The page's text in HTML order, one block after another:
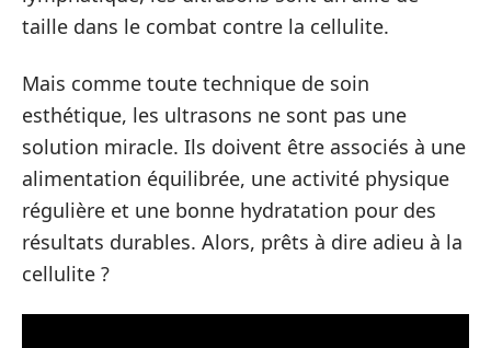
taille dans le combat contre la cellulite.
Mais comme toute technique de soin
esthétique, les ultrasons ne sont pas une
solution miracle. Ils doivent être associés à une
alimentation équilibrée, une activité physique
régulière et une bonne hydratation pour des
résultats durables. Alors, prêts à dire adieu à la
cellulite ?